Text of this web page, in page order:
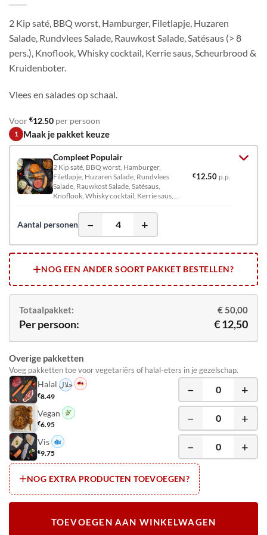
2 Kip saté, BBQ worst, Hamburger, Filetlapje, Huzaren
Salade, Rundvlees Salade, Rauwkost Salade, Satésaus (> 8
pers.), Knoflook, Whisky cocktail, Kerrie saus, Scheurbrood &
Kruidenboter.
Vlees en salades op schaal.
Voor €12.50 per persoon
1 Maak je pakket keuze
Compleet Populair
2 Kip saté, BBQ worst, Hamburger,
Filetlapje, Huzaren Salade, Rundvlees
Salade, Rauwkost Salade, Satésaus,
Knoflook, Whisky cocktail, Kerrie saus,
salades op schaal,
€12.50 p.p.
Aantal personen − +
NOG EEN ANDER SOORT PAKKET BESTELLEN?
Totaalpakket: € 50,00
Per persoon: € 12,50
Overige pakketten
Voeg pakketten toe voor vegetariërs of halal-eters in je gezelschap.
Halal حلال
€8.49 − +
Vegan
€6.95 − +
Vis
€9.75 − +
NOG EXTRA PRODUCTEN TOEVOEGEN?
TOEVOEGEN AAN WINKELWAGEN